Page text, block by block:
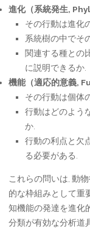
進化（系統発生,
その行動は進化
系統樹の中でそ
関連する種との
に説明できるか.
機能（適応的意義,
その行動は個体
行動はどのよう
か.
行動の利点と欠
る必要がある.
これらの問いは, 動
的な枠組みとして重
知機能の発達を進化
分類が有効な分析道